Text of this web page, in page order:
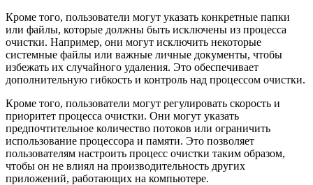
Кроме того, пользователи могут указать конкретные папки
или файлы, которые должны быть исключены из процесса
очистки. Например, они могут исключить некоторые
системные файлы или важные личные документы, чтобы
избежать их случайного удаления. Это обеспечивает
дополнительную гибкость и контроль над процессом очистки.
Кроме того, пользователи могут регулировать скорость и
приоритет процесса очистки. Они могут указать
предпочтительное количество потоков или ограничить
использование процессора и памяти. Это позволяет
пользователям настроить процесс очистки таким образом,
чтобы он не влиял на производительность других
приложений, работающих на компьютере.